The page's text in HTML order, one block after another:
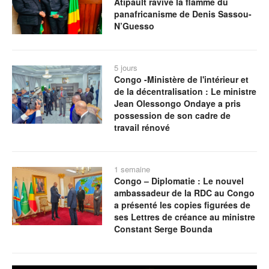
panafricanisme de Denis Sassou-
N’Guesso
5 jours
Congo -Ministère de l'intérieur et
de la décentralisation : Le ministre
Jean Olessongo Ondaye a pris
possession de son cadre de
travail rénové
1 semaine
Congo – Diplomatie : Le nouvel
ambassadeur de la RDC au Congo
a présenté les copies figurées de
ses Lettres de créance au ministre
Constant Serge Bounda